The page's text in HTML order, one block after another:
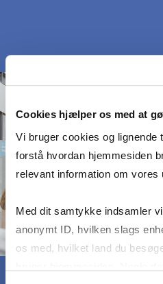
Cookies hjælper os med at
Vi bruger cookies og lignende
forstå hvordan hjemmesiden
relevant information om vores
Med dit samtykke indsamler
anonymt ID, hvilken slags
os med, hvilket land du